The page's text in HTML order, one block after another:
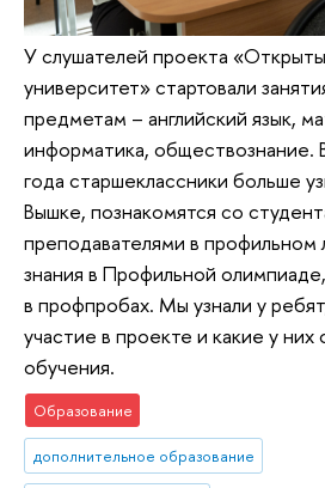
У слушателей проекта
университет» стартовали
предметам – английский язык,
информатика, обществознание.
года старшеклассники больше
Вышке, познакомятся со
преподавателями в профильном
знания в Профильной
в профпробах. Мы узнали у
участие в проекте и какие у них
обучения.
Образование
дополнительное образование